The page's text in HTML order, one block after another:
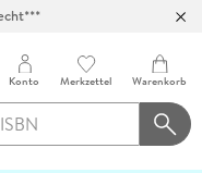
Konto Merkzettel Warenkorb